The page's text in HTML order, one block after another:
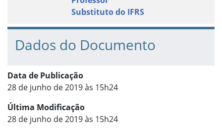
Substituto do IFRS
Dados do Documento
Data de Publicação
28 de junho de 2019 às 15h24
Última Modificação
28 de junho de 2019 às 15h24